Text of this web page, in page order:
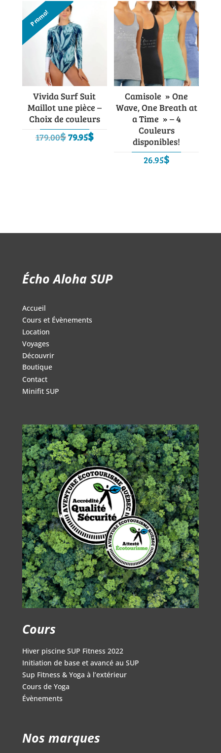
était :
99.00$. 49.95$.
à
45.00$
Promo!
Vivida Surf Suit
Maillot une pièce –
Choix de couleurs
179.00$Le
79.95$Le
Camisole » One
Wave, One Breath at
a Time » – 4
Couleurs
disponibles!
26.95$
Écho Aloha SUP
Accueil
Cours et Évènements
Location
Voyages
Découvrir
Boutique
Contact
Minifit SUP
Cours
Hiver piscine SUP Fitness 2022
Initiation de base et avancé au SUP
Sup Fitness & Yoga à l’extérieur
Cours de Yoga
Évènements
Nos marques